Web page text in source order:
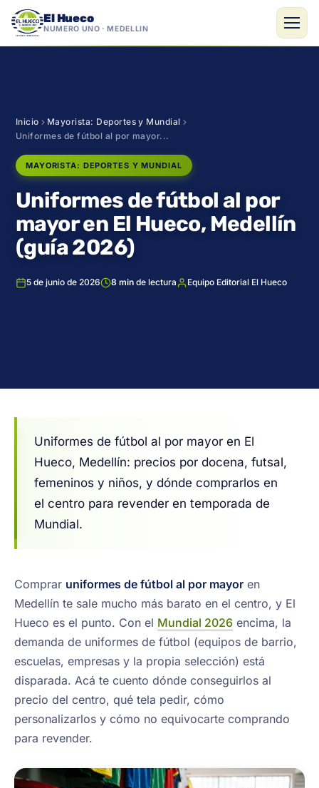
El Hueco
NÚMERO UNO · MEDELLÍN
Inicio
Mayorista: Deportes y Mundial
Uniformes de fútbol al por mayor...
MAYORISTA: DEPORTES Y MUNDIAL
Uniformes de fútbol al por
mayor en El Hueco, Medellín
(guía 2026)
5 de junio de 2026 8 min de lectura Equipo Editorial El Hueco
Uniformes de fútbol al por mayor en El
Hueco, Medellín: precios por docena, futsal,
femeninos y niños, y dónde comprarlos en
el centro para revender en temporada de
Mundial.
Comprar uniformes de fútbol al por mayor en
Medellín te sale mucho más barato en el centro, y El
Hueco es el punto. Con el Mundial 2026 encima, la
demanda de uniformes de fútbol (equipos de barrio,
escuelas, empresas y la propia selección) está
disparada. Acá te cuento dónde conseguirlos al
precio del centro, qué tela pedir, cómo
personalizarlos y cómo no equivocarte comprando
para revender.